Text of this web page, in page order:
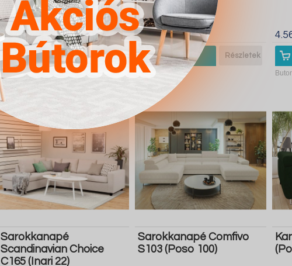
4.567Ft
Ugrás a
boltba
Részletek
Butor1.hu
4.567Ft
Ugrás a
boltba
Részletek
Butor1.hu
Sarokkanapé
Scandinavian Choice
C165 (Inari 22)
Sarokkanapé Comfivo
S103 (Poso 100)